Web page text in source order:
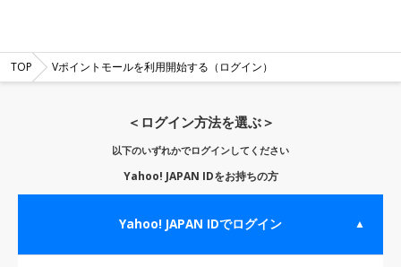
TOP Vポイントモールを利用開始する（ログイン）
＜ログイン方法を選ぶ＞
以下のいずれかでログインしてください
Yahoo! JAPAN IDをお持ちの方
Yahoo! JAPAN IDでログイン ▲